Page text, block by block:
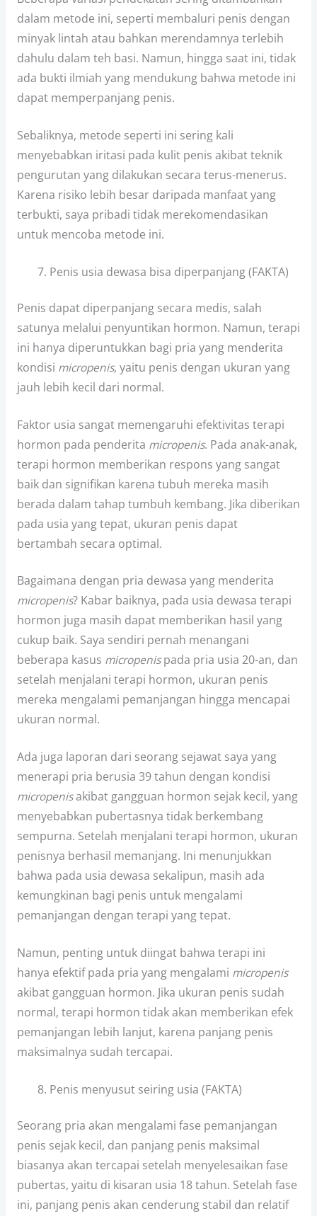
dalam metode ini, seperti membaluri penis dengan
minyak lintah atau bahkan merendamnya terlebih
dahulu dalam teh basi. Namun, hingga saat ini, tidak
ada bukti ilmiah yang mendukung bahwa metode ini
dapat memperpanjang penis.
Sebaliknya, metode seperti ini sering kali
menyebabkan iritasi pada kulit penis akibat teknik
pengurutan yang dilakukan secara terus-menerus.
Karena risiko lebih besar daripada manfaat yang
terbukti, saya pribadi tidak merekomendasikan
untuk mencoba metode ini.
Penis usia dewasa bisa diperpanjang (FAKTA)
Penis dapat diperpanjang secara medis, salah
satunya melalui penyuntikan hormon. Namun, terapi
ini hanya diperuntukkan bagi pria yang menderita
kondisi micropenis, yaitu penis dengan ukuran yang
jauh lebih kecil dari normal.
Faktor usia sangat memengaruhi efektivitas terapi
hormon pada penderita micropenis. Pada anak-anak,
terapi hormon memberikan respons yang sangat
baik dan signifikan karena tubuh mereka masih
berada dalam tahap tumbuh kembang. Jika diberikan
pada usia yang tepat, ukuran penis dapat
bertambah secara optimal.
Bagaimana dengan pria dewasa yang menderita
micropenis? Kabar baiknya, pada usia dewasa terapi
hormon juga masih dapat memberikan hasil yang
cukup baik. Saya sendiri pernah menangani
beberapa kasus micropenispada pria usia 20-an, dan
setelah menjalani terapi hormon, ukuran penis
mereka mengalami pemanjangan hingga mencapai
ukuran normal.
Ada juga laporan dari seorang sejawat saya yang
menerapi pria berusia 39 tahun dengan kondisi
micropenisakibat gangguan hormon sejak kecil, yang
menyebabkan pubertasnya tidak berkembang
sempurna. Setelah menjalani terapi hormon, ukuran
penisnya berhasil memanjang. Ini menunjukkan
bahwa pada usia dewasa sekalipun, masih ada
kemungkinan bagi penis untuk mengalami
pemanjangan dengan terapi yang tepat.
Namun, penting untuk diingat bahwa terapi ini
hanya efektif pada pria yang mengalami micropenis
akibat gangguan hormon. Jika ukuran penis sudah
normal, terapi hormon tidak akan memberikan efek
pemanjangan lebih lanjut, karena panjang penis
maksimalnya sudah tercapai.
Penis menyusut seiring usia (FAKTA)
Seorang pria akan mengalami fase pemanjangan
penis sejak kecil, dan panjang penis maksimal
biasanya akan tercapai setelah menyelesaikan fase
pubertas, yaitu di kisaran usia 18 tahun. Setelah fase
ini, panjang penis akan cenderung stabil dan relatif